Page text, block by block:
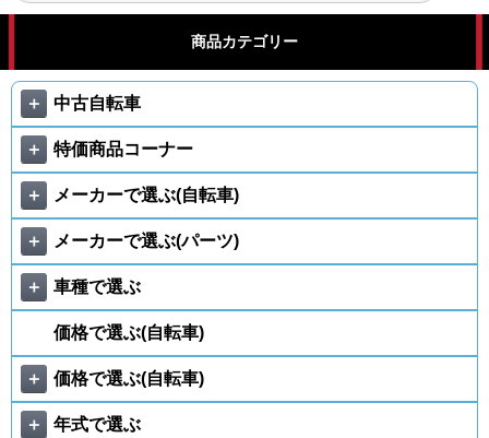
商品カテゴリー
＋ 中古自転車
＋ 特価商品コーナー
＋ メーカーで選ぶ(自転車)
＋ メーカーで選ぶ(パーツ)
＋ 車種で選ぶ
価格で選ぶ(自転車)
＋ 価格で選ぶ(自転車)
＋ 年式で選ぶ